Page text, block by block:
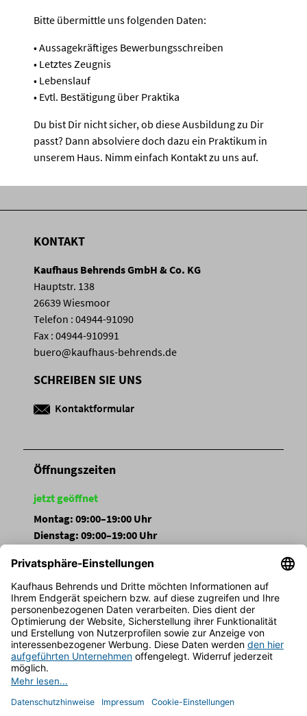
Bitte übermittle uns folgenden Daten:
• Aussagekräftiges Bewerbungsschreiben
• Letztes Zeugnis
• Lebenslauf
• Evtl. Bestätigung über Praktika
Du bist Dir nicht sicher, ob diese Ausbildung zu Dir
passt? Dann absolviere doch dazu ein Praktikum in
unserem Haus. Nimm einfach Kontakt zu uns auf.
KONTAKT
Kaufhaus Behrends GmbH & Co. KG
Hauptstr. 138
26639 Wiesmoor
Telefon : 04944-91090
Fax : 04944-910991
buero@kaufhaus-behrends.de
SCHREIBEN SIE UNS
Kontaktformular
Öffnungszeiten
jetzt geöffnet
Montag: 09:00–19:00 Uhr
Dienstag: 09:00–19:00 Uhr
Donnerstag: 09:00–19:00 Uhr
Freitag: 09:00–19:00 Uhr
Samstag: 09:00–19:00 Uhr
Sonntag: Geschlossen
FOLGEN SIE UNS